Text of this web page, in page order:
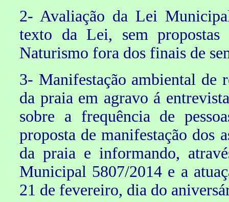
2- Avaliação da Lei
texto da Lei, sem
Naturismo fora dos finais de
3- Manifestação ambiental de
da praia em agravo á
sobre a frequência de
proposta de manifestação dos
da praia e informando,
Municipal 5807/2014 e a
21 de fevereiro, dia do